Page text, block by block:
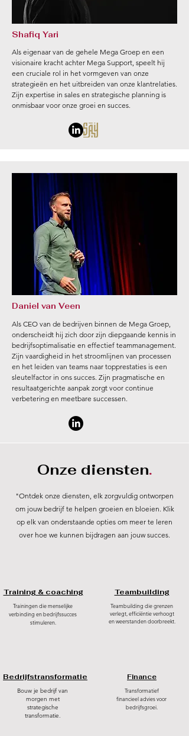
Shafiq Yari
Als eigenaar van de gehele Mega Groep en een
visionaire kracht achter Mega Support, speelt hij
een cruciale rol in het vormgeven van onze
strategieën en het uitbreiden van onze klantrelaties.
Zijn expertise in sales en strategische planning is
onmisbaar voor onze groei en succes.
Daniel van Veen
Als CEO van de bedrijven binnen de Mega Groep,
onderscheidt hij zich door zijn diepgaande kennis in
bedrijfsoptimalisatie en effectief teammanagement.
Zijn vaardigheid in het stroomlijnen van processen
en het leiden van teams naar topprestaties is een
sleutelfactor in ons succes. Zijn pragmatische en
resultaatgerichte aanpak zorgt voor continue
verbetering en meetbare successen.
Onze diensten.
"Ontdek onze diensten, elk zorgvuldig ontworpen
om jouw bedrijf te helpen groeien en bloeien. Klik
op elk van onderstaande opties om meer te leren
over hoe we kunnen bijdragen aan jouw succes.
Training & coaching
Trainingen die menselijke
verbinding en bedrijfssucces
stimuleren.
Bedrijfstransformatie
Bouw je bedrijf van
morgen met
strategische
transformatie.
Teambuilding
Teambuilding die grenzen
verlegt, efficiëntie verhoogt
en weerstanden doorbreekt.
Finance
Transformatief
financieel advies voor
bedrijfsgroei.